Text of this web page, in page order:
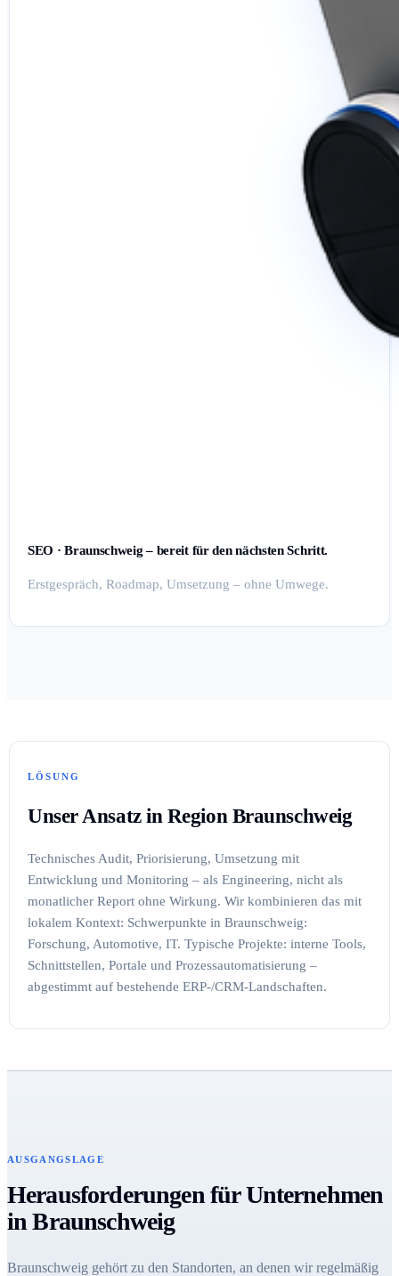
SEO · Braunschweig – bereit für den nächsten Schritt.
Erstgespräch, Roadmap, Umsetzung – ohne Umwege.
LÖSUNG
Unser Ansatz in Region Braunschweig
Technisches Audit, Priorisierung, Umsetzung mit
Entwicklung und Monitoring – als Engineering, nicht als
monatlicher Report ohne Wirkung. Wir kombinieren das mit
lokalem Kontext: Schwerpunkte in Braunschweig:
Forschung, Automotive, IT. Typische Projekte: interne Tools,
Schnittstellen, Portale und Prozessautomatisierung –
abgestimmt auf bestehende ERP-/CRM-Landschaften.
AUSGANGSLAGE
Herausforderungen für Unternehmen
in Braunschweig
Braunschweig gehört zu den Standorten, an denen wir regelmäßig